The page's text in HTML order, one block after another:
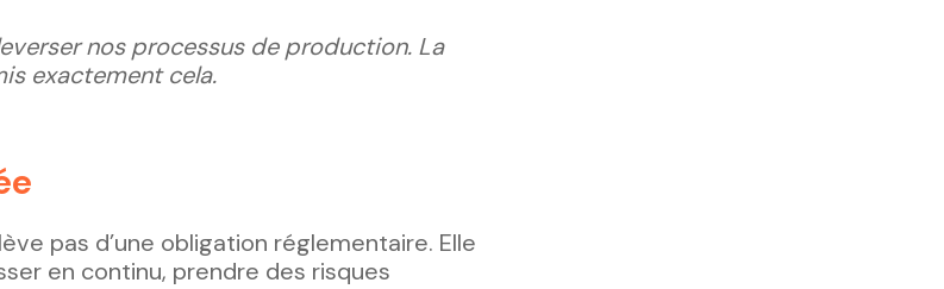
nos processus de production. La
exactement cela.
pas d’une obligation réglementaire. Elle
en continu, prendre des risques